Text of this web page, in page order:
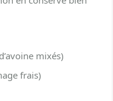
mixés)
frais)